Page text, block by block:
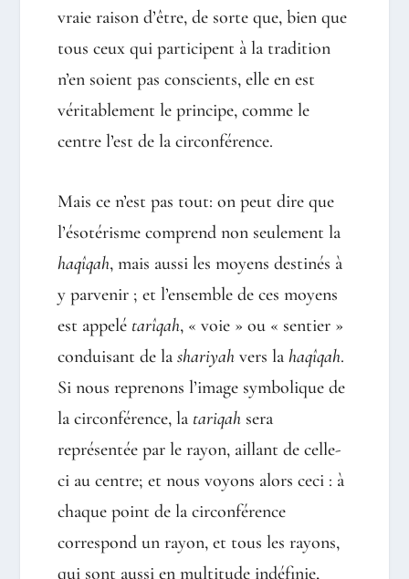
vraie raison d’être, de sorte que, bien que
tous ceux qui participent à la tradition
n’en soient pas conscients, elle en est
véritablement le principe, comme le
centre l’est de la circonférence.
Mais ce n’est pas tout: on peut dire que
l’ésotérisme comprend non seulement la
haqîqah, mais aussi les moyens destinés à
y parvenir ; et l’ensemble de ces moyens
est appelé tarîqah, « voie » ou « sentier »
conduisant de la shariyahvers la haqîqah.
Si nous reprenons l’image symbolique de
la circonférence, la tariqahsera
représentée par le rayon, aillant de celle-
ci au centre; et nous voyons alors ceci : à
chaque point de la circonférence
correspond un rayon, et tous les rayons,
qui sont aussi en multitude indéfinie,